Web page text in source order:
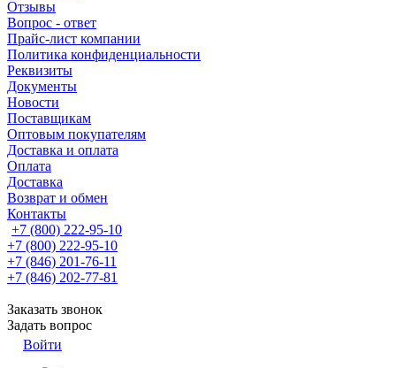
Отзывы
Вопрос - ответ
Прайс-лист компании
Политика конфиденциальности
Реквизиты
Документы
Новости
Поставщикам
Оптовым покупателям
Доставка и оплата
Оплата
Доставка
Возврат и обмен
Контакты
+7 (800) 222-95-10
+7 (800) 222-95-10
+7 (846) 201-76-11
+7 (846) 202-77-81
Заказать звонок
Задать вопрос
Войти